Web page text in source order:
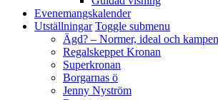
Evenemangskalender
Utställningar Toggle submenu
Ägd? – Normer, ideal och
Regalskeppet Kronan
Superkronan
Borgarnas ö
Jenny Nyström